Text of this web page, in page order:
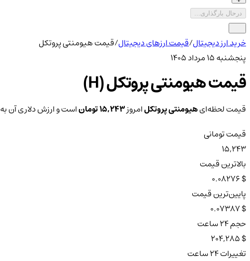
درحال بارگذاری...
خرید ارز دیجیتال/قیمت ارزهای دیجیتال/قیمت هیومنتی پروتکل
پنجشنبه ۱۵ مرداد ۱۴۰۵
قیمت هیومنتی پروتکل (H)
قیمت لحظه‌ایهیومنتی پروتکلامروز15,243 تومان است و ارزش دلاری آن به
قیمت تومانی
15,243
بالاترین قیمت
$ 0.08276
پایین‌ترین قیمت
$ 0.07387
حجم ۲۴ ساعت
$ 204,285
تغییرات ۲۴ ساعت